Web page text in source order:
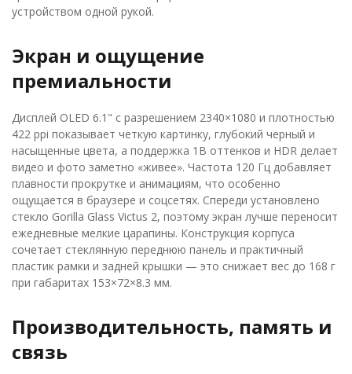
устройством одной рукой.
Экран и ощущение
премиальности
Дисплей OLED 6.1" с разрешением 2340×1080 и плотностью
422 ppi показывает четкую картинку, глубокий черный и
насыщенные цвета, а поддержка 1B оттенков и HDR делает
видео и фото заметно «живее». Частота 120 Гц добавляет
плавности прокрутке и анимациям, что особенно
ощущается в браузере и соцсетях. Спереди установлено
стекло Gorilla Glass Victus 2, поэтому экран лучше переносит
ежедневные мелкие царапины. Конструкция корпуса
сочетает стеклянную переднюю панель и практичный
пластик рамки и задней крышки — это снижает вес до 168 г
при габаритах 153×72×8.3 мм.
Производительность, память и
связь